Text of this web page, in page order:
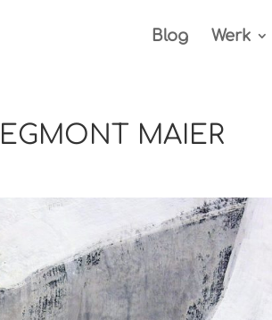
Blog Werk
MAIER